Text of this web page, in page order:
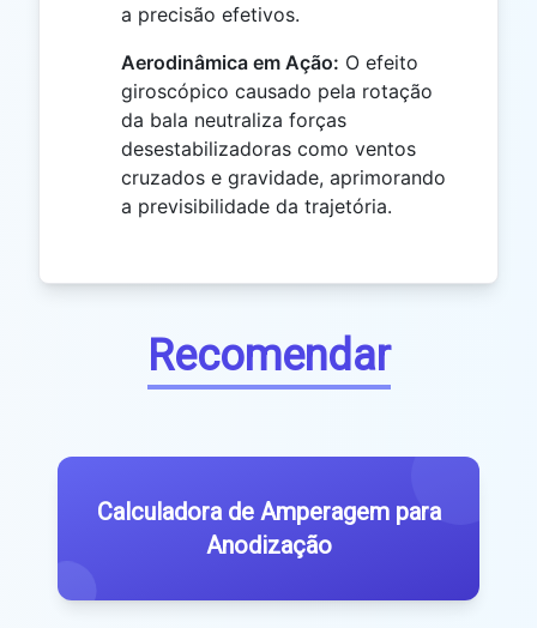
a precisão efetivos.
Aerodinâmica em Ação: O efeito
giroscópico causado pela rotação
da bala neutraliza forças
desestabilizadoras como ventos
cruzados e gravidade, aprimorando
a previsibilidade da trajetória.
Recomendar
Calculadora de Amperagem para
Anodização